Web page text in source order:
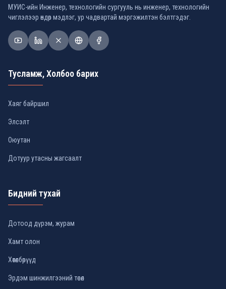
МУИС-ийн Инженер, технологийн сургууль нь инженер, технологийн
чиглэлээр өндөр мэдлэг, ур чадвартай мэргэжилтэн бэлтгэдэг.
Тусламж, Холбоо барих
Хаяг байршил
Элсэлт
Оюутан
Дотуур утасны жагсаалт
Бидний тухай
Дотоод дүрэм, журам
Хамт олон
Хөтөлбөрүүд
Эрдэм шинжилгээний төсөл